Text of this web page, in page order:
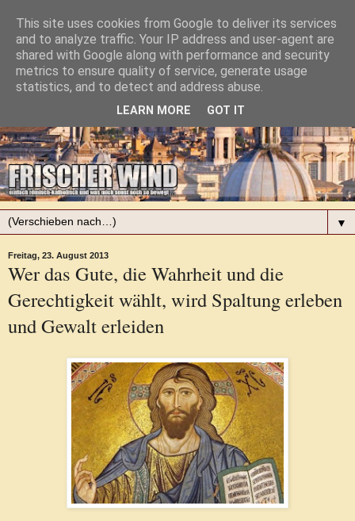
▼
Freitag, 23. August 2013
Wer das Gute, die Wahrheit und die
Gerechtigkeit wählt, wird Spaltung erleben
und Gewalt erleiden
This site uses cookies from Google to deliver its services
and to analyze traffic. Your IP address and user-agent are
shared with Google along with performance and security
metrics to ensure quality of service, generate usage
statistics, and to detect and address abuse.
LEARN MORE GOT IT